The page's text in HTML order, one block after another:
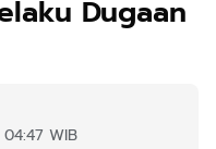
Dugaan
WIB